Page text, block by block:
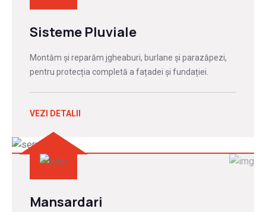
Sisteme Pluviale
Montăm și reparăm jgheaburi, burlane și parazăpezi,
pentru protecția completă a fațadei și fundației.
VEZI DETALII
Mansardari